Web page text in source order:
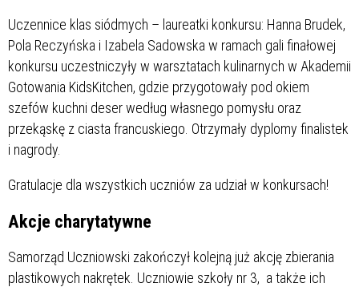
Uczennice klas siódmych – laureatki konkursu: Hanna Brudek,
Pola Reczyńska i Izabela Sadowska w ramach gali finałowej
konkursu uczestniczyły w warsztatach kulinarnych w Akademii
Gotowania KidsKitchen, gdzie przygotowały pod okiem
szefów kuchni deser według własnego pomysłu oraz
przekąskę z ciasta francuskiego. Otrzymały dyplomy finalistek
i nagrody.
Gratulacje dla wszystkich uczniów za udział w konkursach!
Akcje charytatywne
Samorząd Uczniowski zakończył kolejną już akcję zbierania
plastikowych nakrętek. Uczniowie szkoły nr 3, a także ich